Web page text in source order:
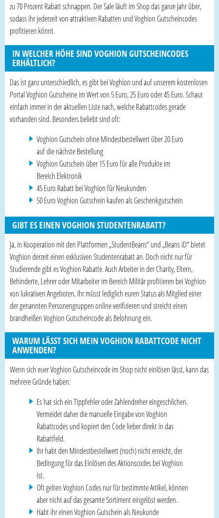
zu 70 Prozent Rabatt schnappen. Der Sale läuft im Shop das ganze Jahr über,
sodass ihr jederzeit von attraktiven Rabatten und Voghion Gutscheincodes
profitieren könnt.
IN WELCHER HÖHE SIND VOGHION GUTSCHEINCODES
ERHÄLTLICH?
Das ist ganz unterschiedlich, es gibt bei Voghion und auf unserem kostenlosen
Portal Voghion Gutscheine im Wert von 5 Euro, 25 Euro oder 45 Euro. Schaut
einfach immer in der aktuellen Liste nach, welche Rabattcodes gerade
vorhanden sind. Besonders beliebt sind oft:
Voghion Gutschein ohne Mindestbestellwert über 20 Euro
auf die nächste Bestellung
Voghion Gutschein über 15 Euro für alle Produkte im
Bereich Elektronik
45 Euro Rabatt bei Voghion für Neukunden
50 Euro Voghion Gutschein kaufen als Geschenkgutschein
GIBT ES EINEN VOGHION STUDENTENRABATT?
Ja, in Kooperation mit den Plattformen „StudentBeans“ und „Beans iD“ bietet
Voghion derzeit einen exklusiven Studentenrabatt an. Doch nicht nur für
Studierende gibt es Voghion Rabatte. Auch Arbeiter in der Charity, Eltern,
Behinderte, Lehrer oder Mitarbeiter im Bereich Militär profitieren bei Voghion
von lukrativen Angeboten. Ihr müsst lediglich euren Status als Mitglied einer
der genannten Personengruppen online verifizieren und streicht einen
brandheißen Voghion Gutscheincode als Belohnung ein.
WARUM LÄSST SICH MEIN VOGHION RABATTCODE NICHT
ANWENDEN?
Wenn sich euer Voghion Gutscheincode im Shop nicht einlösen lässt, kann das
mehrere Gründe haben:
Es hat sich ein Tippfehler oder Zahlendreher eingeschlichen.
Vermeidet daher die manuelle Eingabe von Voghion
Rabattcodes und kopiert den Code lieber direkt in das
Rabattfeld.
Ihr habt den Mindestbestellwert (noch) nicht erreicht, der
Bedingung für das Einlösen des Aktionscodes bei Voghion
ist.
Oft gelten Voghion Codes nur für bestimmte Artikel, können
aber nicht auf das gesamte Sortiment eingelöst werden.
Habt ihr einen Voghion Gutschein als Neukunde